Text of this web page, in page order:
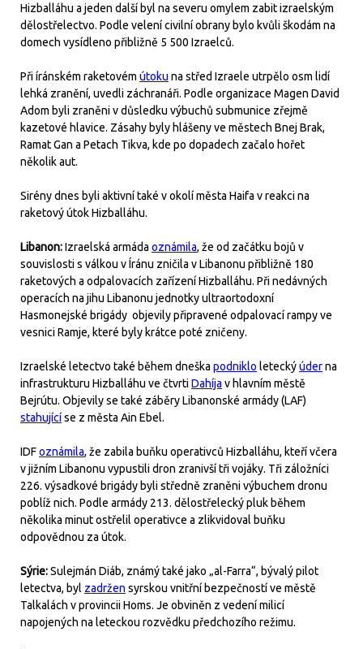
Hizballáhu a jeden další byl na severu omylem zabit izraelským
dělostřelectvo. Podle velení civilní obrany bylo kvůli škodám na
domech vysídleno přibližně 5 500 Izraelců.
Při íránském raketovém útoku na střed Izraele utrpělo osm lidí
lehká zranění, uvedli záchranáři. Podle organizace Magen David
Adom byli zraněni v důsledku výbuchů submunice zřejmě
kazetové hlavice. Zásahy byly hlášeny ve městech Bnej Brak,
Ramat Gan a Petach Tikva, kde po dopadech začalo hořet
několik aut.
Sirény dnes byli aktivní také v okolí města Haifa v reakci na
raketový útok Hizballáhu.
Libanon:Izraelská armáda oznámila, že od začátku bojů v
souvislosti s válkou v Íránu zničila v Libanonu přibližně 180
raketových a odpalovacích zařízení Hizballáhu. Při nedávných
operacích na jihu Libanonu jednotky ultraortodoxní
Hasmonejské brigády objevily připravené odpalovací rampy ve
vesnici Ramje, které byly krátce poté zničeny.
Izraelské letectvo také během dneška podniklo leteckýúderna
infrastrukturu Hizballáhu ve čtvrtiDahíja v hlavním městě
Bejrútu. Objevily se také záběry Libanonské armády (LAF)
stahujícíse z města Ain Ebel.
IDFoznámila, že zabila buňku operativců Hizballáhu, kteří včera
v jižním Libanonu vypustili dron zranivší tři vojáky. Tři záložníci
226. výsadkové brigády byli středně zraněni výbuchem dronu
poblíž nich. Podle armády 213. dělostřelecký pluk během
několika minut ostřelil operativce a zlikvidoval buňku
odpovědnou za útok.
Sýrie:Sulejmán Diáb, známý také jako „al-Farra“, bývalý pilot
letectva, byl zadržen syrskou vnitřní bezpečností ve městě
Talkalách v provincii Homs. Je obviněn z vedení milicí
napojených na leteckou rozvědku předchozího režimu.